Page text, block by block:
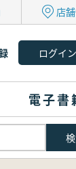
店
電子書